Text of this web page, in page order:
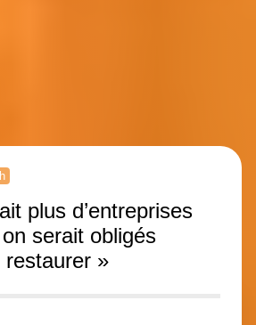
plus d’entreprises
serait obligés
restaurer »